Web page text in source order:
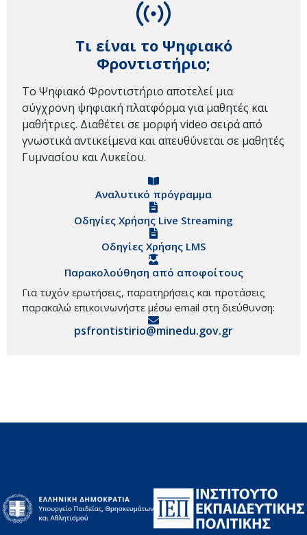
Τι είναι το Ψηφιακό
Φροντιστήριο;
Το Ψηφιακό Φροντιστήριο αποτελεί μια
σύγχρονη ψηφιακή πλατφόρμα για μαθητές και
μαθήτριες. Διαθέτει σε μορφή video σειρά από
γνωστικά αντικείμενα και απευθύνεται σε μαθητές
Γυμνασίου και Λυκείου.
Αναλυτικό πρόγραμμα
Οδηγίες Χρήσης Live Streaming
Οδηγίες Χρήσης LMS
Παρακολούθηση από αποφοίτους
Για τυχόν ερωτήσεις, παρατηρήσεις και προτάσεις
παρακαλώ επικοινωνήστε μέσω email στη διεύθυνση:
psfrontistirio@minedu.gov.gr